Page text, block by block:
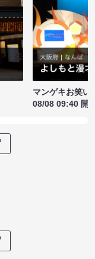
マンゲキお笑い
08/08 09:40 開